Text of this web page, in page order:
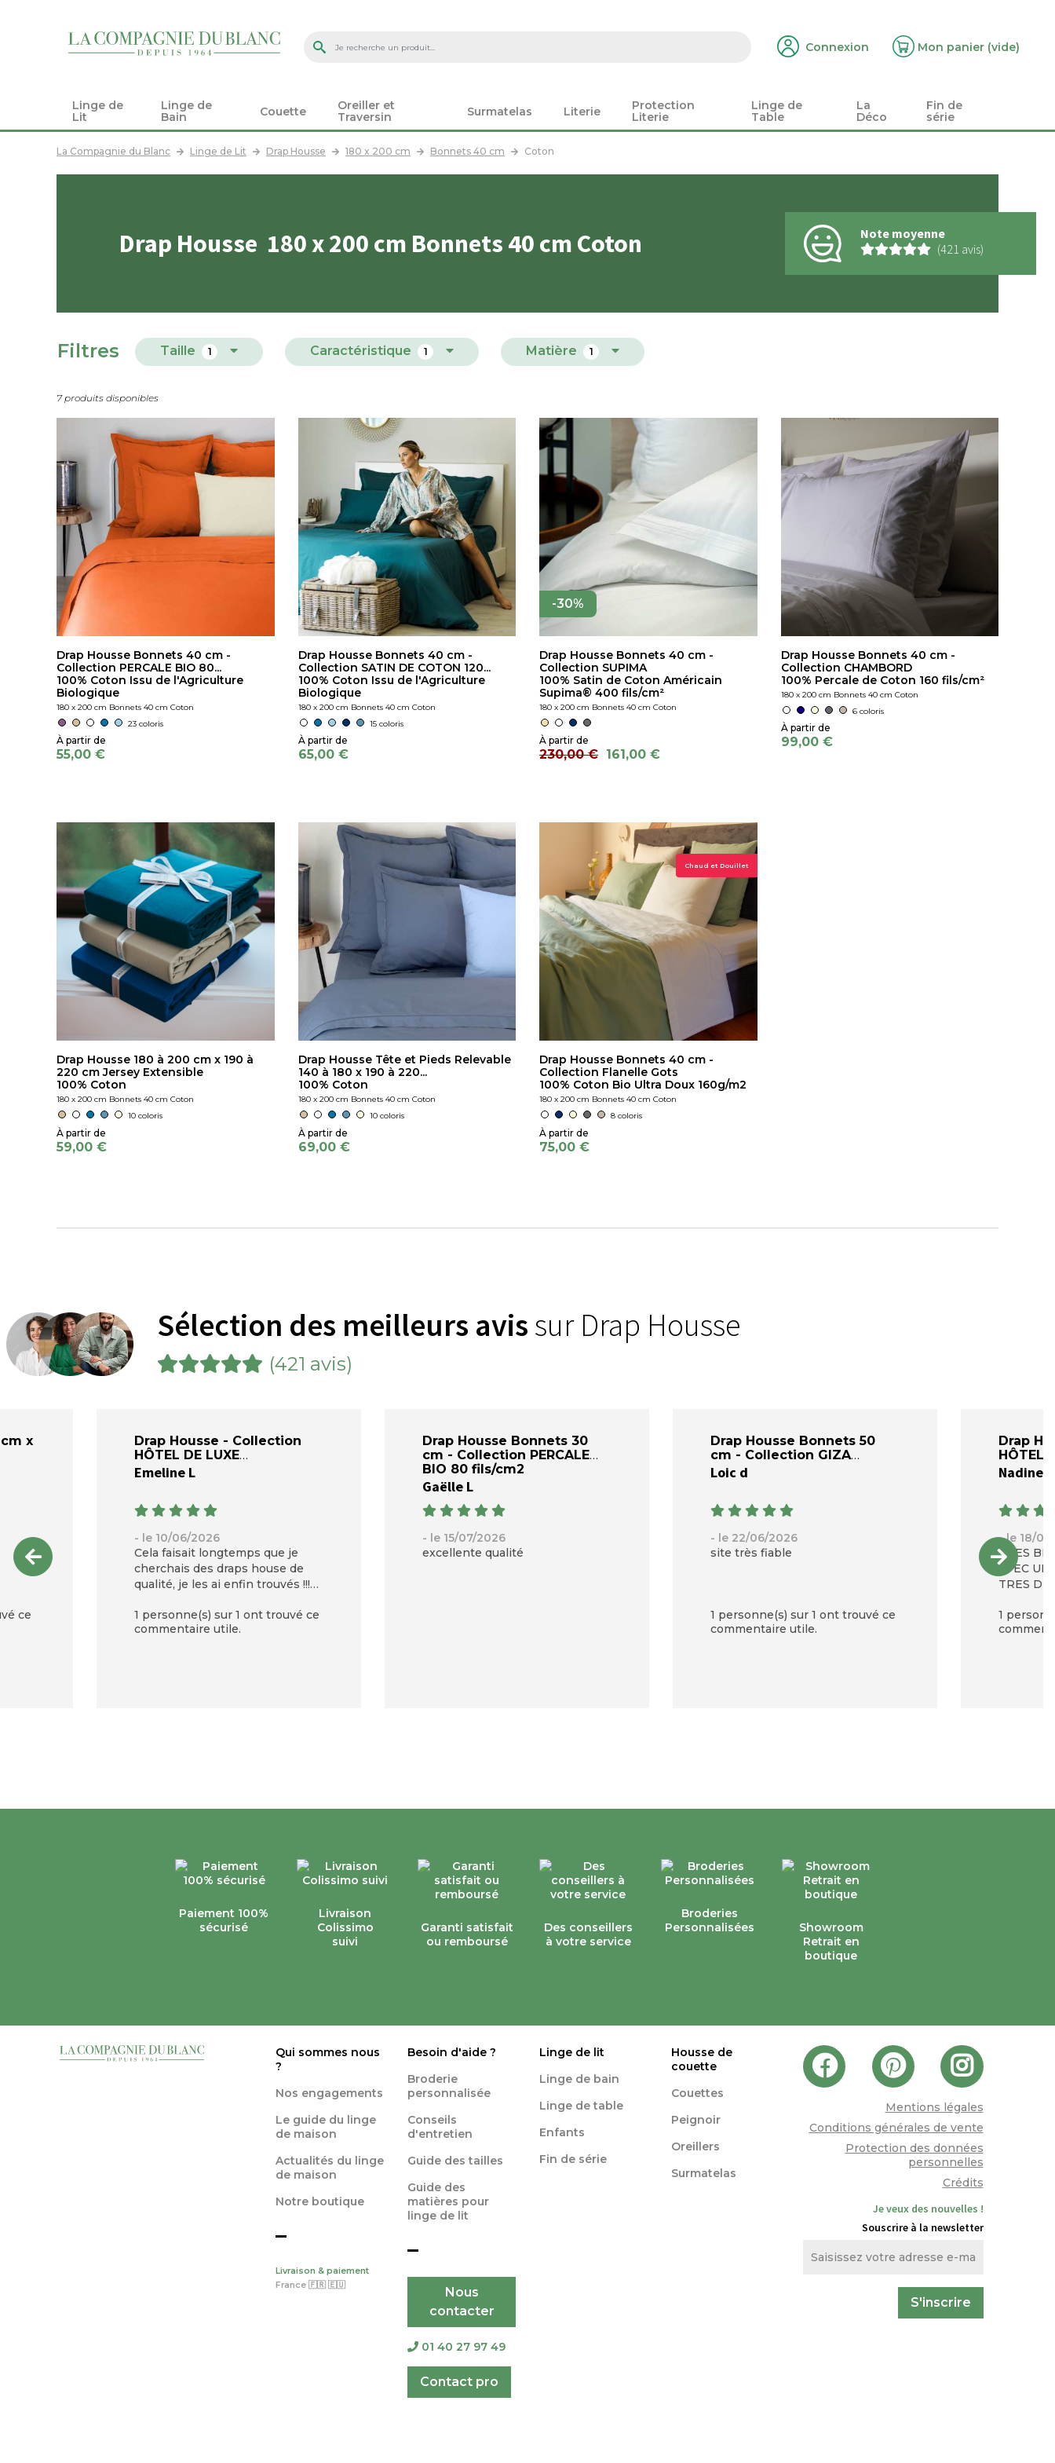
Connexion Mon panier (vide)
Linge de
Lit
Linge de
Bain
Couette
Oreiller et
Traversin
Surmatelas Literie
Protection
Literie
Linge de
Table
La
Déco
Fin de
série
La Compagnie du Blanc Linge de Lit Drap Housse 180 x 200 cm Bonnets 40 cm Coton
Drap Housse 180 x 200 cm Bonnets 40 cm Coton
Note moyenne
(421 avis)
Filtres Taille 1 Caractéristique 1 Matière 1
7 produits disponibles
Drap Housse Bonnets 40 cm -
Collection PERCALE BIO 80...
100% Coton Issu de l'Agriculture
Biologique
180 x 200 cm Bonnets 40 cm Coton
23 coloris
55,00 €
Drap Housse Bonnets 40 cm -
Collection SATIN DE COTON 120...
100% Coton Issu de l'Agriculture
Biologique
180 x 200 cm Bonnets 40 cm Coton
15 coloris
65,00 €
-30%
Drap Housse Bonnets 40 cm -
Collection SUPIMA
100% Satin de Coton Américain
Supima® 400 fils/cm²
180 x 200 cm Bonnets 40 cm Coton
230,00 € 161,00 €
Drap Housse Bonnets 40 cm -
Collection CHAMBORD
100% Percale de Coton 160 fils/cm²
180 x 200 cm Bonnets 40 cm Coton
6 coloris
99,00 €
Drap Housse 180 à 200 cm x 190 à
220 cm Jersey Extensible
100% Coton
180 x 200 cm Bonnets 40 cm Coton
10 coloris
59,00 €
Drap Housse Tête et Pieds Relevable
140 à 180 x 190 à 220...
100% Coton
180 x 200 cm Bonnets 40 cm Coton
10 coloris
69,00 €
Chaud et Douillet
Drap Housse Bonnets 40 cm -
Collection Flanelle Gots
100% Coton Bio Ultra Doux 160g/m2
180 x 200 cm Bonnets 40 cm Coton
8 coloris
75,00 €
Sélection des meilleurs avis sur Drap Housse
(421 avis)
x
ce
Drap Housse - Collection
HÔTEL DE LUXE
Emeline L
- le 10/06/2026
Cela faisait longtemps que je
cherchais des draps house de
qualité, je les ai enfin trouvés !!!
achats futurs les yeux fermés !
1 personne(s) sur 1 ont trouvé ce
commentaire utile.
Drap Housse Bonnets 30
cm - Collection PERCALE
BIO 80 fils/cm2
Gaëlle L
- le 15/07/2026
excellente qualité
Drap Housse Bonnets 50
cm - Collection GIZA
Loic d
- le 22/06/2026
site très fiable
1 personne(s) sur 1 ont trouvé ce
commentaire utile.
Drap
HÔTEL
Nadine H
- le 18/
TRES
AVEC UN
TRES
1
Paiement 100%
sécurisé
Livraison
Colissimo
suivi
Garanti satisfait
ou remboursé
Des conseillers
à votre service
Broderies
Personnalisées
Showroom
Retrait en
boutique
Qui sommes nous
?
Nos engagements
Le guide du linge
de maison
Actualités du linge
de maison
Notre boutique
Livraison & paiement
France 🇫🇷 🇪🇺
Besoin d'aide ?
Broderie
personnalisée
Conseils
d'entretien
Guide des tailles
Guide des
matières pour
linge de lit
Nous
contacter
01 40 27 97 49
Contact pro
Linge de lit
Linge de bain
Linge de table
Enfants
Fin de série
Housse de
couette
Couettes
Peignoir
Oreillers
Surmatelas
Mentions légales
Conditions générales de vente
Protection des données
personnelles
Crédits
Je veux des nouvelles !
Souscrire à la newsletter